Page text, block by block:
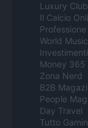
Luxury Club
Il Calcio
World Music
Money 365
Zona Nerd
B2B
People
Day Travel
Tutto